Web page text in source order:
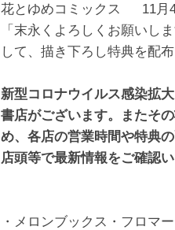
花とゆめコミックス 11月
「末永くよろしくお願
して、描き下ろし特典を配
新型コロナウイルス感染拡
書店がございます。またそ
め、各店の営業時間や特典
店頭等で最新情報をご確認
・メロンブックス・フロマ